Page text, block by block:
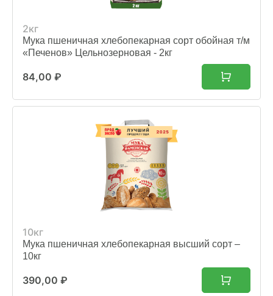
2кг
Мука пшеничная хлебопекарная сорт обойная т/м
«Печенов» Цельнозерновая - 2кг
84,00 ₽
10кг
Мука пшеничная хлебопекарная высший сорт –
10кг
390,00 ₽